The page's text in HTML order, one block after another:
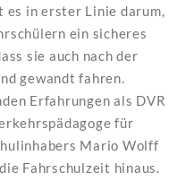
es in erster Linie darum,
ein sicheres
sie auch nach der
gewandt fahren.
Erfahrungen als DVR
für
Mario Wolff
Fahrschulzeit hinaus.